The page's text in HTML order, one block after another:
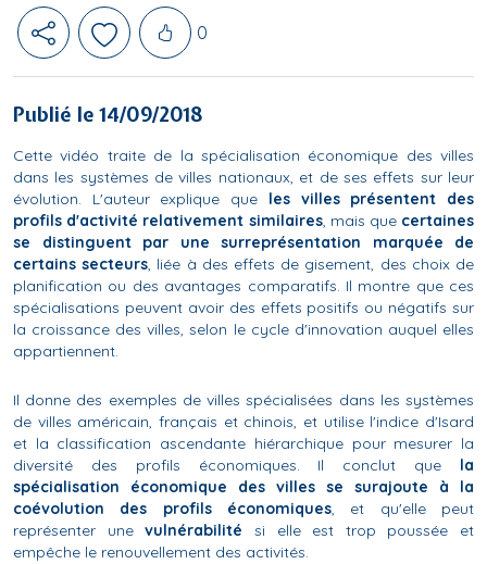
Likes
0
Publié le 14/09/2018
Cette vidéo traite de la spécialisation économique des villes
dans les systèmes de villes nationaux, et de ses effets sur leur
évolution. L'auteur explique que les villes présentent des
profils d'activité relativement similaires, mais que certaines
se distinguent par une surreprésentation marquée de
certains secteurs, liée à des effets de gisement, des choix de
planification ou des avantages comparatifs. Il montre que ces
spécialisations peuvent avoir des effets positifs ou négatifs sur
la croissance des villes, selon le cycle d'innovation auquel elles
appartiennent.
Il donne des exemples de villes spécialisées dans les systèmes
de villes américain, français et chinois, et utilise l'indice d'Isard
et la classification ascendante hiérarchique pour mesurer la
diversité des profils économiques. Il conclut que la
spécialisation économique des villes se surajoute à la
coévolution des profils économiques, et qu'elle peut
représenter unevulnérabilité si elle est trop poussée et
empêche le renouvellement des activités.